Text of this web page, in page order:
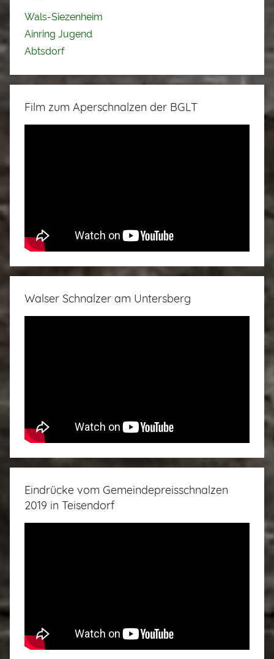
Wals-Siezenheim
Ainring Jugend
Abtsdorf
Film zum Aperschnalzen der BGLT
Walser Schnalzer am Untersberg
Eindrücke vom Gemeindepreisschnalzen
2019 in Teisendorf